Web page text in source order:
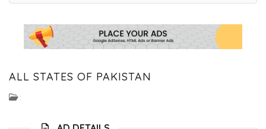
ALL STATES OF PAKISTAN
: